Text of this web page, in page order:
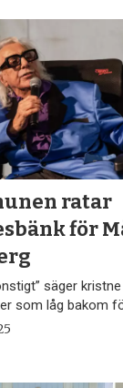
ratar
för
säger
som låg bakom